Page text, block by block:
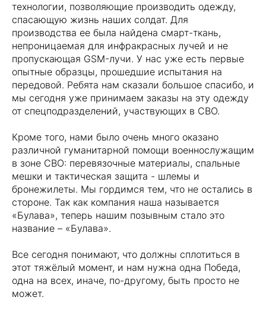
технологии, позволяющие производить одежду,
спасающую жизнь наших солдат. Для
производства ее была найдена смарт-ткань,
непроницаемая для инфракрасных лучей и не
пропускающая GSM-лучи. У нас уже есть первые
опытные образцы, прошедшие испытания на
передовой. Ребята нам сказали большое спасибо, и
мы сегодня уже принимаем заказы на эту одежду
от спецподразделений, участвующих в СВО.
Кроме того, нами было очень много оказано
различной гуманитарной помощи военнослужащим
в зоне СВО: перевязочные материалы, спальные
мешки и тактическая защита - шлемы и
бронежилеты. Мы гордимся тем, что не остались в
стороне. Так как компания наша называется
«Булава», теперь нашим позывным стало это
название – «Булава».
Все сегодня понимают, что должны сплотиться в
этот тяжёлый момент, и нам нужна одна Победа,
одна на всех, иначе, по-другому, быть просто не
может.